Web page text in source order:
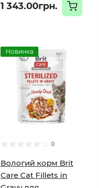
1 343.00грн.
Новинка
0
Вологий корм Brit
Care Cat Fillets in